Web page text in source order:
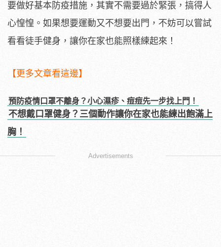
要做好基本防疫措施，其實不需要過於緊張，搞得人
心惶惶。如果想要運動又不想要出門，不妨可以嘗試
看看徒手健身，讓你在家也能照樣練起來！
【更多文章看這邊】
預防疫情口罩不離身？小心濕疹、痘痘先一步找上門！
不想戴口罩健身？三個動作讓你在家也能練出飽滿上
胸！
Advertisements